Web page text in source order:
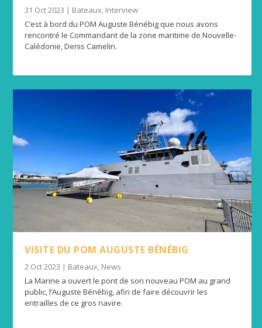
31 Oct 2023 | Bateaux, Interview
C’est à bord du POM Auguste Bénébig que nous avons
rencontré le Commandant de la zone maritime de Nouvelle-
Calédonie, Denis Camelin.
VISITE DU POM AUGUSTE BÉNÉBIG
2 Oct 2023 | Bateaux, News
La Marine a ouvert le pont de son nouveau POM au grand
public, l’Auguste Bénébig, afin de faire découvrir les
entrailles de ce gros navire.